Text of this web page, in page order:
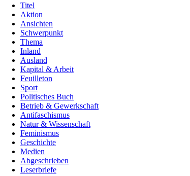
Titel
Aktion
Ansichten
Schwerpunkt
Thema
Inland
Ausland
Kapital & Arbeit
Feuilleton
Sport
Politisches Buch
Betrieb & Gewerkschaft
Antifaschismus
Natur & Wissenschaft
Feminismus
Geschichte
Medien
Abgeschrieben
Leserbriefe